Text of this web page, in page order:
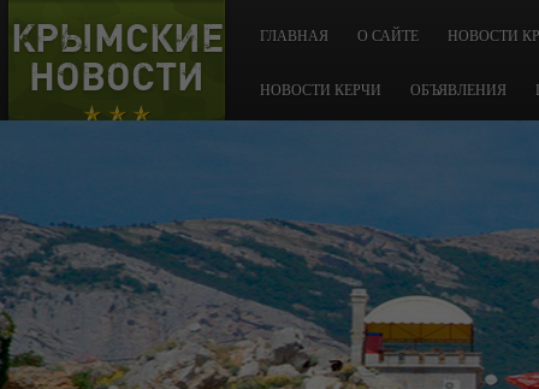
КРЫМСКИЕ
НОВОСТИ
ГЛАВНАЯ О САЙТЕ НОВОСТИ
НОВОСТИ КЕРЧИ ОБЪЯВЛЕНИЯ